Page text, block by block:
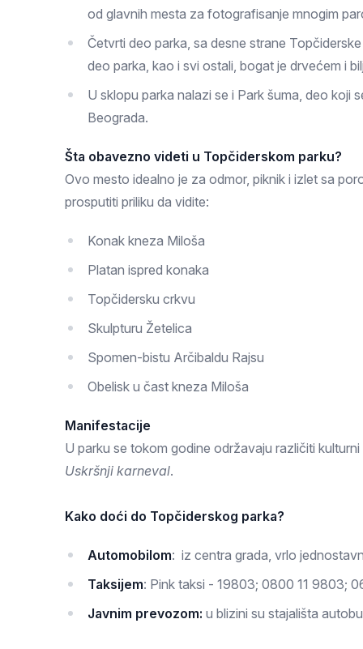
od glavnih mesta za fotografisanje mnogim
Četvrti deo parka, sa desne strane
deo parka, kao i svi ostali, bogat je drvećem i
U sklopu parka nalazi se i Park šuma, deo
Beograda.
Šta obavezno videti u Topčiderskom parku?
Ovo mesto idealno je za odmor, piknik i izlet sa
prosputiti priliku da vidite:
Konak kneza Miloša
Platan ispred konaka
Topčidersku crkvu
Skulpturu Žetelica
Spomen-bistu Arčibaldu Rajsu
Obelisk u čast kneza Miloša
Manifestacije
U parku se tokom godine održavaju različiti
Uskršnji karneval.
Kako doći do Topčiderskog parka?
Automobilom: iz centra grada, vrlo
Taksijem: Pink taksi - 19803; 0800 11 9803;
Javnim prevozom: u blizini su stajališta